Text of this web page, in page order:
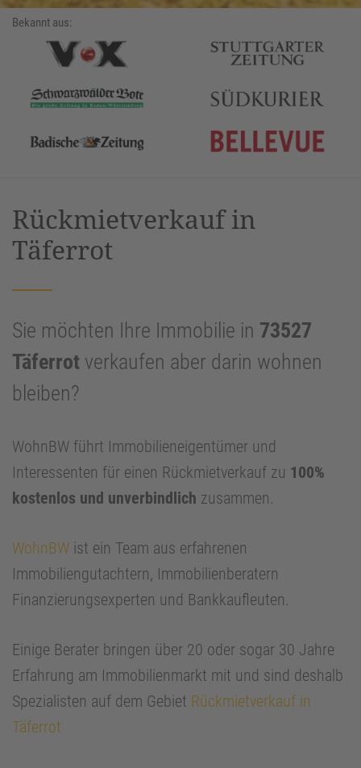
Bekannt aus:
Rückmietverkauf in
Täferrot
Sie möchten Ihre Immobilie in 73527
Täferrot verkaufen aber darin wohnen
bleiben?
WohnBW führt Immobilieneigentümer und
Interessenten für einen Rückmietverkauf zu 100%
kostenlos und unverbindlich zusammen.
WohnBW ist ein Team aus erfahrenen
Immobiliengutachtern, Immobilienberatern
Finanzierungsexperten und Bankkaufleuten.
Einige Berater bringen über 20 oder sogar 30 Jahre
Erfahrung am Immobilienmarkt mit und sind deshalb
Spezialisten auf dem Gebiet Rückmietverkauf in
Täferrot